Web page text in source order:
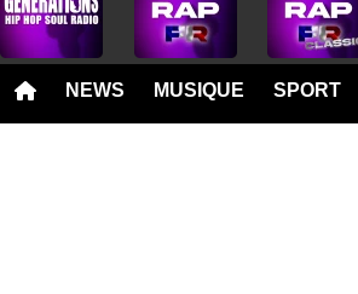
NEWS MUSIQUE SPORT